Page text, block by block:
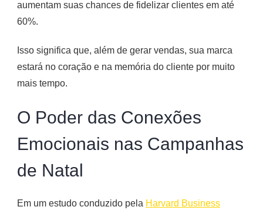
aumentam suas chances de fidelizar clientes em até
60%.
Isso significa que, além de gerar vendas, sua marca
estará no coração e na memória do cliente por muito
mais tempo.
O Poder das Conexões
Emocionais nas Campanhas
de Natal
Em um estudo conduzido pela Harvard Business